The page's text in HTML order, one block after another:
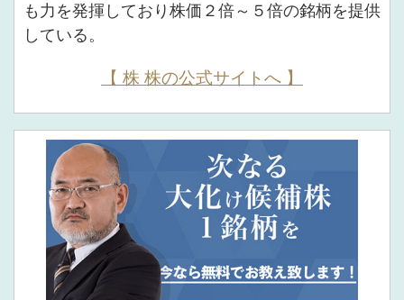
も力を発揮しており株価２倍～５倍の銘柄を提供
している。
【 株 株の公式サイトへ 】